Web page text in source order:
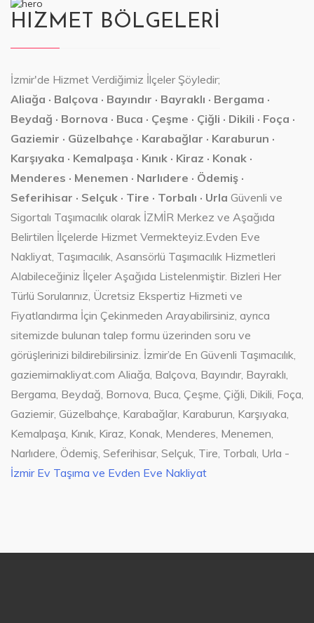
HIZMET BÖLGELERİ
İzmir'de Hizmet Verdiğimiz İlçeler Şöyledir;
Aliağa · Balçova · Bayındır · Bayraklı · Bergama ·
Beydağ · Bornova · Buca · Çeşme · Çiğli · Dikili · Foça ·
Gaziemir · Güzelbahçe · Karabağlar · Karaburun ·
Karşıyaka · Kemalpaşa · Kınık · Kiraz · Konak ·
Menderes · Menemen · Narlıdere · Ödemiş ·
Seferihisar · Selçuk · Tire · Torbalı · Urla Güvenli ve
Sigortalı Taşımacılık olarak İZMİR Merkez ve Aşağıda
Belirtilen İlçelerde Hizmet Vermekteyiz.Evden Eve
Nakliyat, Taşımacılık, Asansörlü Taşımacılık Hizmetleri
Alabileceğiniz İlçeler Aşağıda Listelenmiştir. Bizleri Her
Türlü Sorularınız, Ücretsiz Ekspertiz Hizmeti ve
Fiyatlandırma İçin Çekinmeden Arayabilirsiniz, ayrıca
sitemizde bulunan talep formu üzerinden soru ve
görüşlerinizi bildirebilirsiniz. İzmir’de En Güvenli Taşımacılık,
gaziemirnakliyat.com Aliağa, Balçova, Bayındır, Bayraklı,
Bergama, Beydağ, Bornova, Buca, Çeşme, Çiğli, Dikili, Foça,
Gaziemir, Güzelbahçe, Karabağlar, Karaburun, Karşıyaka,
Kemalpaşa, Kınık, Kiraz, Konak, Menderes, Menemen,
Narlıdere, Ödemiş, Seferihisar, Selçuk, Tire, Torbalı, Urla -
İzmir Ev Taşıma ve Evden Eve Nakliyat